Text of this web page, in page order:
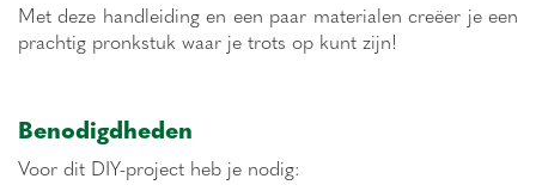
Met deze handleiding en een paar materialen creëer je een
prachtig pronkstuk waar je trots op kunt zijn!
Benodigdheden
Voor dit DIY-project heb je nodig: